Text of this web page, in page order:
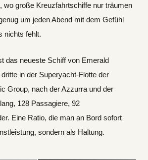
wo große Kreuzfahrtschiffe nur träumen
um jeden Abend mit dem Gefühl
nichts fehlt.
das neueste Schiff von Emerald
in der Superyacht-Flotte der
Group, nach der Azzurra und der
128 Passagiere, 92
Eine Ratio, die man an Bord sofort
sondern als Haltung.